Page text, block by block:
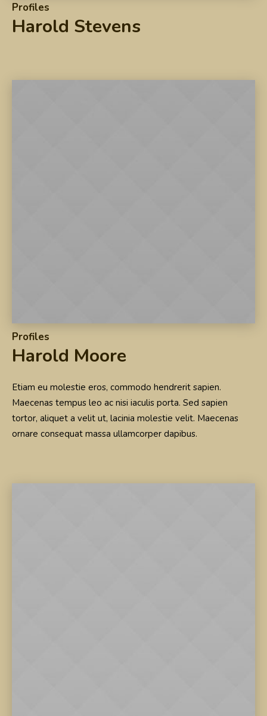
Profiles
Harold Stevens
Profiles
Harold Moore
Etiam eu molestie eros, commodo hendrerit sapien.
Maecenas tempus leo ac nisi iaculis porta. Sed sapien
tortor, aliquet a velit ut, lacinia molestie velit. Maecenas
ornare consequat massa ullamcorper dapibus.